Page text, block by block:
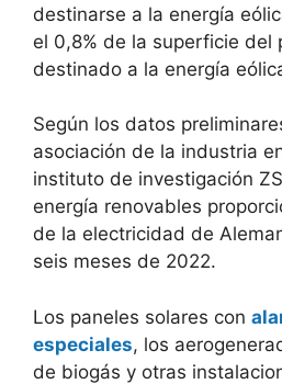
destinarse a la energía
el 0,8% de la superficie del
destinado a la energía
Según los datos
asociación de la industria
instituto de investigación
energía renovables
de la electricidad de
seis meses de 2022.
Los paneles solares con
especiales, los
de biogás y otras